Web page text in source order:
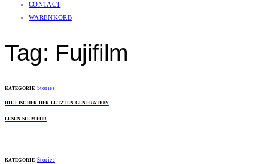
CONTACT
WARENKORB
Tag: Fujifilm
KATEGORIE Stories
DIE FISCHER DER LETZTEN GENERATION
LESEN SIE MEHR
KATEGORIE Stories